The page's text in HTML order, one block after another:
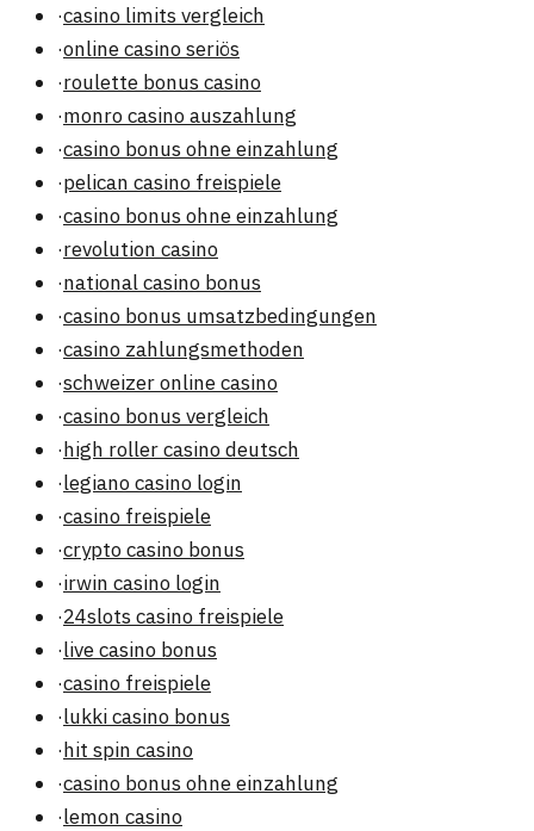
·casino limits vergleich
·online casino seriös
·roulette bonus casino
·monro casino auszahlung
·casino bonus ohne einzahlung
·pelican casino freispiele
·casino bonus ohne einzahlung
·revolution casino
·national casino bonus
·casino bonus umsatzbedingungen
·casino zahlungsmethoden
·schweizer online casino
·casino bonus vergleich
·high roller casino deutsch
·legiano casino login
·casino freispiele
·crypto casino bonus
·irwin casino login
·24slots casino freispiele
·live casino bonus
·casino freispiele
·lukki casino bonus
·hit spin casino
·casino bonus ohne einzahlung
·lemon casino